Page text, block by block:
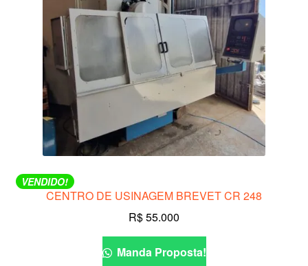
VENDIDO!
CENTRO DE USINAGEM BREVET CR 248
R$55.000
Manda Proposta!